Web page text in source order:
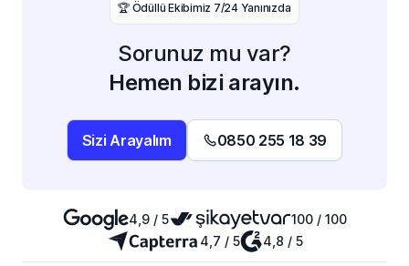
️🏆 Ödüllü Ekibimiz 7/24 Yanınızda
Sorunuz mu var?
Hemen bizi arayın.
Sizi Arayalım 0850 255 18 39
4,9 / 5
100 / 100
4,7 / 5
4,8 / 5